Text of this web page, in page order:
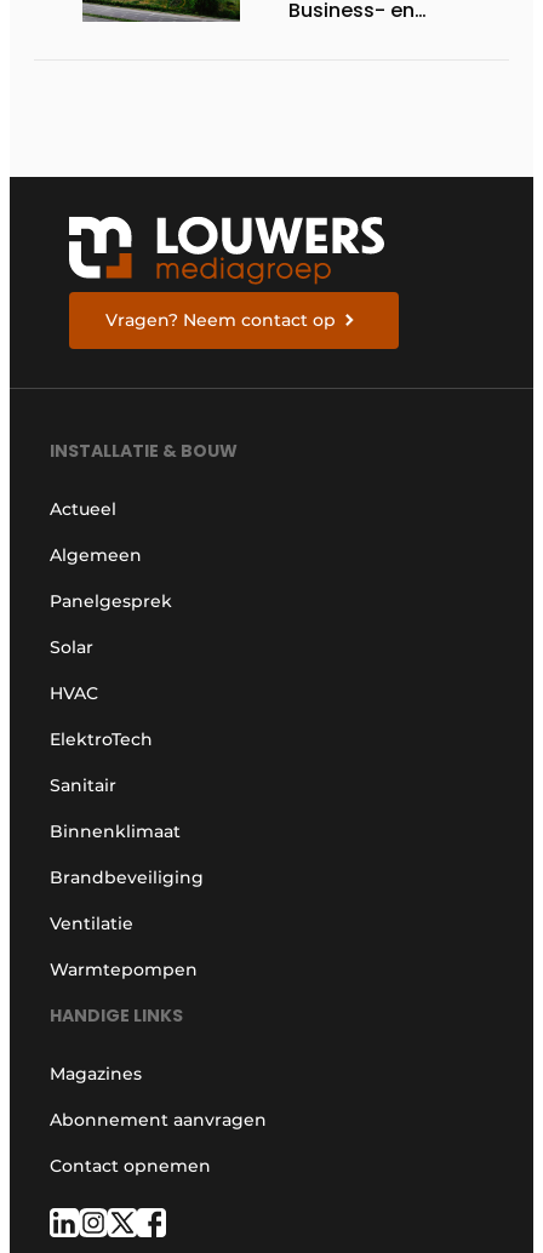
Business- en
Vragen? Neem contact op
INSTALLATIE & BOUW
Actueel
Algemeen
Panelgesprek
Solar
HVAC
ElektroTech
Sanitair
Binnenklimaat
Brandbeveiliging
Ventilatie
Warmtepompen
HANDIGE LINKS
Magazines
Abonnement aanvragen
Contact opnemen